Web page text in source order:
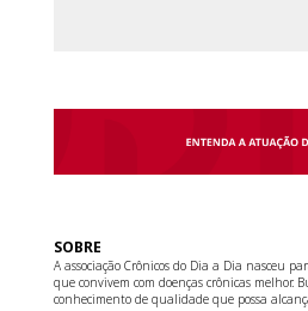
SOBRE
A associação Crônicos do Dia a Dia nasceu
que convivem com doenças crônicas melhor.
conhecimento de qualidade que possa